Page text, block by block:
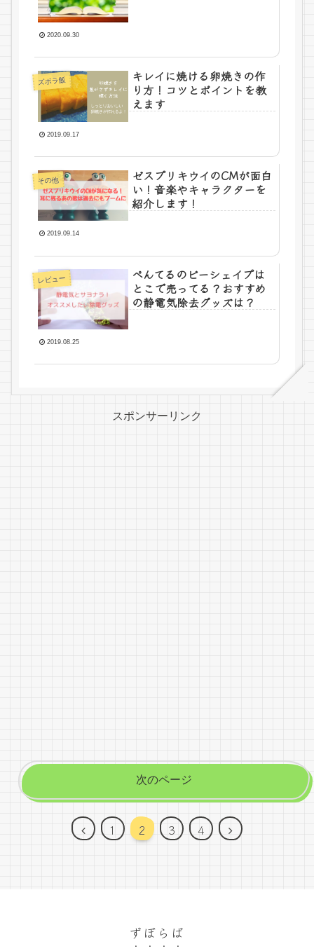
2020.09.30
ズボラ飯
キレイに焼ける卵焼きの作
り方！コツとポイントを教
えます
2019.09.17
その他
ゼスプリキウイのCMが面白
い！音楽やキャラクターを
紹介します！
2019.09.14
レビュー
ぺんてるのビーシェイプは
とこで売ってる？おすすめ
の静電気除去グッズは？
2019.08.25
スポンサーリンク
次のページ
前
1 2 3 4
次
ずぼらば